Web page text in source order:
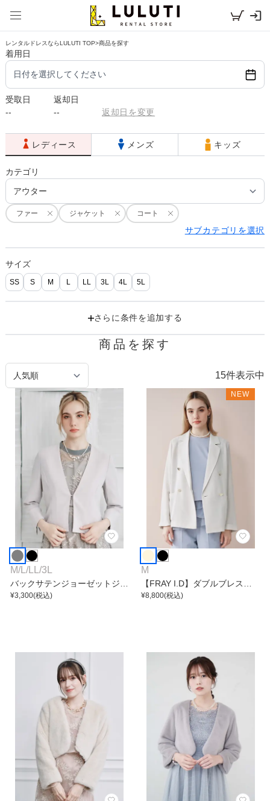
レンタルドレスならLULUTI TOP>商品を探す
着用日
日付を選択してください
受取日
--
返却日
--
返却日を変更
レディース メンズ キッズ
カテゴリ
ファー ジャケット コート
サブカテゴリを選択
サイズ
SS S M L LL 3L 4L 5L
さらに条件を追加する
商品を探す
15件表示中
M/L /LL /3L
バックサテンジョーゼットジャ
ケット
¥3,300(税込)
NEW
M
【FRAY I.D】ダブルブレスト
カラミジャケット
¥8,800(税込)